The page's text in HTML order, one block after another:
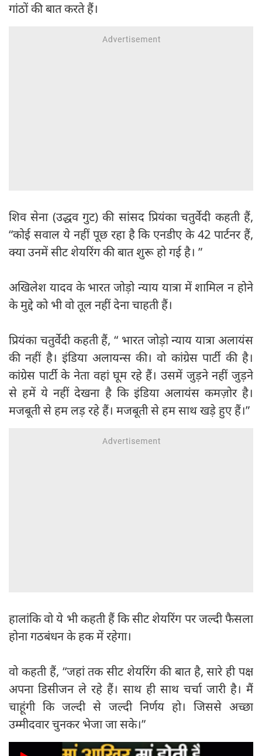
गांठों की बात करते हैं।
शिव सेना (उद्धव गुट) की सांसद प्रियंका चतुर्वेदी कहती हैं,
“कोई सवाल ये नहीं पूछ रहा है कि एनडीए के 42 पार्टनर हैं,
क्या उनमें सीट शेयरिंग की बात शुरू हो गई है। ”
अखिलेश यादव के भारत जोड़ो न्याय यात्रा में शामिल न होने
के मुद्दे को भी वो तूल नहीं देना चाहती हैं।
प्रियंका चतुर्वेदी कहती हैं, “ भारत जोड़ो न्याय यात्रा अलायंस
की नहीं है। इंडिया अलायन्स की। वो कांग्रेस पार्टी की है।
कांग्रेस पार्टी के नेता वहां घूम रहे हैं। उसमें जुड़ने नहीं जुड़ने
से हमें ये नहीं देखना है कि इंडिया अलायंस कमज़ोर है।
मजबूती से हम लड़ रहे हैं। मजबूती से हम साथ खड़े हुए हैं।”
हालांकि वो ये भी कहती हैं कि सीट शेयरिंग पर जल्दी फैसला
होना गठबंधन के हक में रहेगा।
वो कहती हैं, “जहां तक सीट शेयरिंग की बात है, सारे ही पक्ष
अपना डिसीजन ले रहे हैं। साथ ही साथ चर्चा जारी है। मैं
चाहूंगी कि जल्दी से जल्दी निर्णय हो। जिससे अच्छा
उम्मीदवार चुनकर भेजा जा सके।”